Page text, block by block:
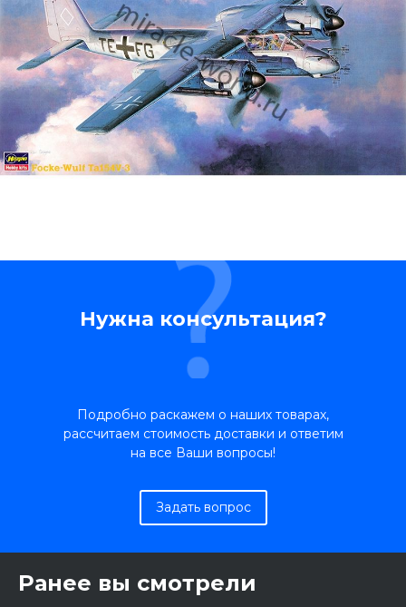
Нужна консультация?
Подробно раскажем о наших товарах,
рассчитаем стоимость доставки и ответим
на все Ваши вопросы!
Задать вопрос
Ранее вы смотрели